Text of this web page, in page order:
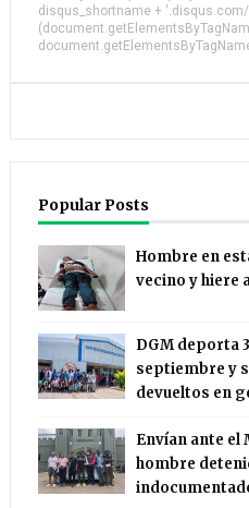
disqus_shortname +
Popular Posts
Hombre en
vecino y hiere
DGM deporta
septiembre y
devueltos en
Envían ante el
hombre